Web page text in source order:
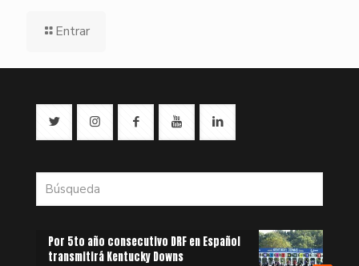
Entrar
Por 5to año consecutivo DRF en Español
transmitirá Kentucky Downs